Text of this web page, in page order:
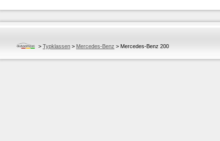
> Typklassen > Mercedes-Benz > Mercedes-Benz 200